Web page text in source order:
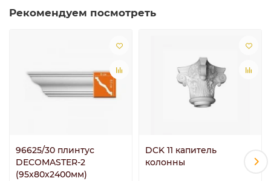
Рекомендуем посмотреть
96625/30 плинтус
DECOMASTER-2
(95х80х2400мм)
DCK 11 капитель
колонны